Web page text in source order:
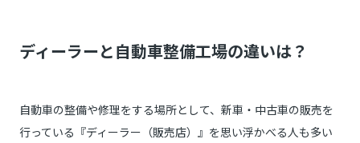
ディーラーと自動車整備工場の違いは？
自動車の整備や修理をする場所として、新車・中古車の販売を
行っている『ディーラー（販売店）』を思い浮かべる人も多い